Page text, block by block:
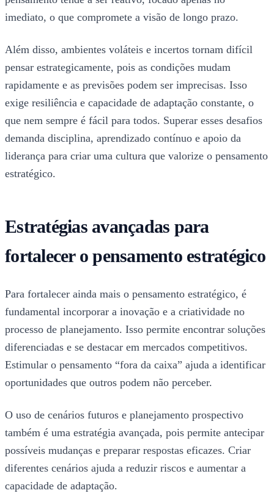
imediato, o que compromete a visão de longo prazo.
Além disso, ambientes voláteis e incertos tornam difícil
pensar estrategicamente, pois as condições mudam
rapidamente e as previsões podem ser imprecisas. Isso
exige resiliência e capacidade de adaptação constante, o
que nem sempre é fácil para todos. Superar esses desafios
demanda disciplina, aprendizado contínuo e apoio da
liderança para criar uma cultura que valorize o pensamento
estratégico.
Estratégias avançadas para
fortalecer o pensamento estratégico
Para fortalecer ainda mais o pensamento estratégico, é
fundamental incorporar a inovação e a criatividade no
processo de planejamento. Isso permite encontrar soluções
diferenciadas e se destacar em mercados competitivos.
Estimular o pensamento “fora da caixa” ajuda a identificar
oportunidades que outros podem não perceber.
O uso de cenários futuros e planejamento prospectivo
também é uma estratégia avançada, pois permite antecipar
possíveis mudanças e preparar respostas eficazes. Criar
diferentes cenários ajuda a reduzir riscos e aumentar a
capacidade de adaptação.